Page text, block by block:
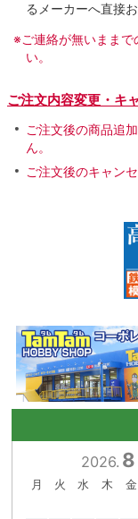
るメーカーへ直接
※ご連絡が無いままで
い。
ご注文内容変更・キ
ご注文後の商品追
ん。
ご注文後のキャン
2026. 8
月 火 水 木 金